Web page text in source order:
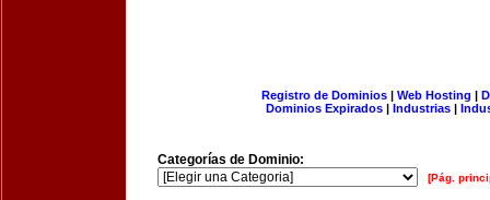
Registro de Dominios| Web Hosting |
Dominios Expirados | Industrias |
Categorías de Dominio:
[Pág.